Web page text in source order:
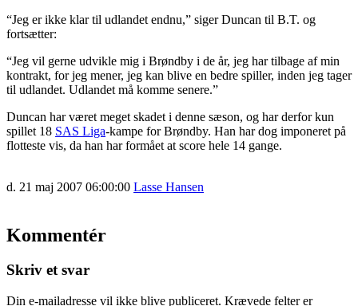
“Jeg er ikke klar til udlandet endnu,” siger Duncan til B.T. og
fortsætter:
“Jeg vil gerne udvikle mig i Brøndby i de år, jeg har tilbage af min
kontrakt, for jeg mener, jeg kan blive en bedre spiller, inden jeg tager
til udlandet. Udlandet må komme senere.”
Duncan har været meget skadet i denne sæson, og har derfor kun
spillet 18 SAS Liga-kampe for Brøndby. Han har dog imponeret på
flotteste vis, da han har formået at score hele 14 gange.
d. 21 maj 2007 06:00:00 Lasse Hansen
Kommentér
Skriv et svar
Din e-mailadresse vil ikke blive publiceret. Krævede felter er